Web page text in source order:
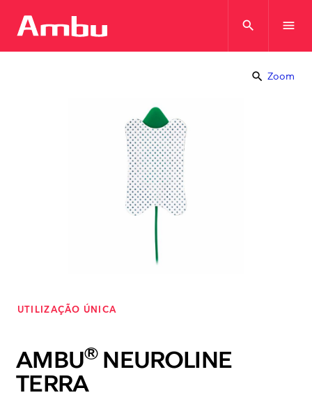
search menu
UTILIZAÇÃO ÚNICA
AMBU®NEUROLINE
TERRA
search Zoom